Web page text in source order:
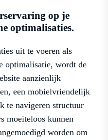
op je
optimalisaties.
uit te voeren als
optimalisatie, wordt de
aanzienlijk
een mobielvriendelijk
te navigeren structuur
moeiteloos kunnen
worden om